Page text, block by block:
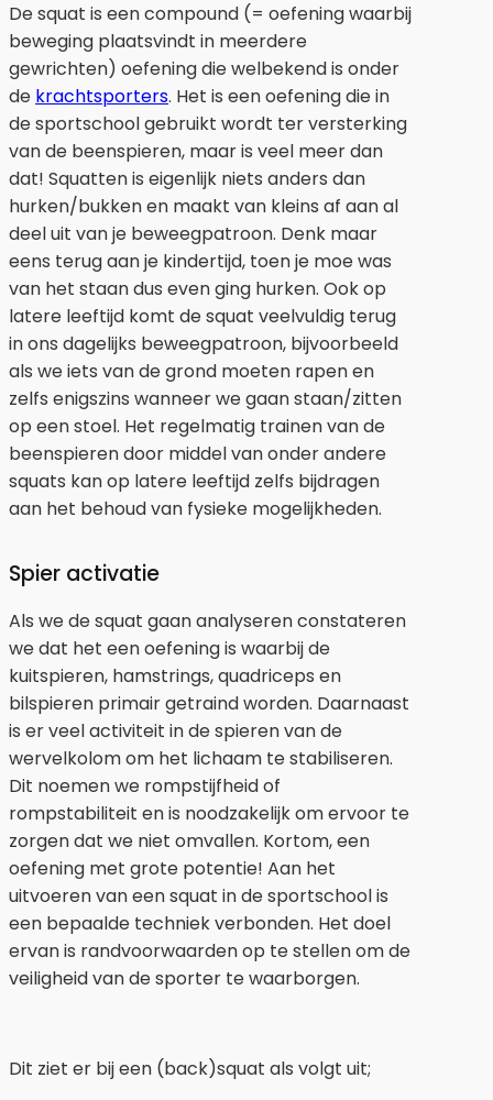
De squat is een compound (= oefening waarbij
beweging plaatsvindt in meerdere
gewrichten) oefening die welbekend is onder
de krachtsporters. Het is een oefening die in
de sportschool gebruikt wordt ter versterking
van de beenspieren, maar is veel meer dan
dat! Squatten is eigenlijk niets anders dan
hurken/bukken en maakt van kleins af aan al
deel uit van je beweegpatroon. Denk maar
eens terug aan je kindertijd, toen je moe was
van het staan dus even ging hurken. Ook op
latere leeftijd komt de squat veelvuldig terug
in ons dagelijks beweegpatroon, bijvoorbeeld
als we iets van de grond moeten rapen en
zelfs enigszins wanneer we gaan staan/zitten
op een stoel. Het regelmatig trainen van de
beenspieren door middel van onder andere
squats kan op latere leeftijd zelfs bijdragen
aan het behoud van fysieke mogelijkheden.
Spier activatie
Als we de squat gaan analyseren constateren
we dat het een oefening is waarbij de
kuitspieren, hamstrings, quadriceps en
bilspieren primair getraind worden. Daarnaast
is er veel activiteit in de spieren van de
wervelkolom om het lichaam te stabiliseren.
Dit noemen we rompstijfheid of
rompstabiliteit en is noodzakelijk om ervoor te
zorgen dat we niet omvallen. Kortom, een
oefening met grote potentie! Aan het
uitvoeren van een squat in de sportschool is
een bepaalde techniek verbonden. Het doel
ervan is randvoorwaarden op te stellen om de
veiligheid van de sporter te waarborgen.
Dit ziet er bij een (back)squat als volgt uit;